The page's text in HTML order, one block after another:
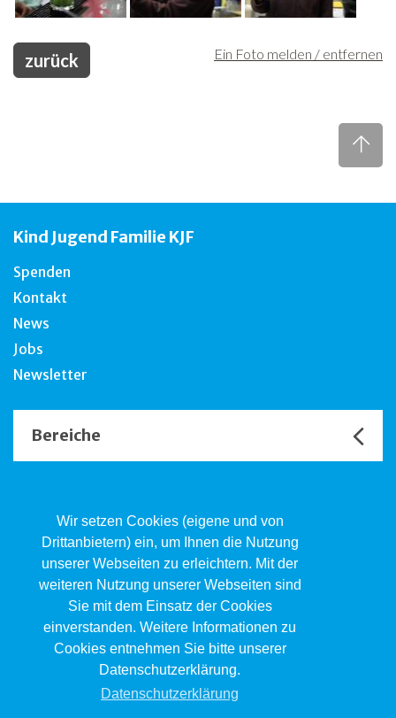
Wir setzen Cookies (eigene und von
Drittanbietern) ein, um Ihnen die Nutzung
unserer Webseiten zu erleichtern. Mit der
weiteren Nutzung unserer Webseiten sind
Sie mit dem Einsatz der Cookies
einverstanden. Weitere Informationen zu
Cookies entnehmen Sie bitte unserer
Datenschutzerklärung.
Datenschutzerklärung
Ein Foto melden / entfernen
zurück
Kind Jugend Familie KJF
Spenden
Kontakt
News
Jobs
Newsletter
Bereiche
Kind.Jugend.Familie KJF
Poststrasse 2, Postfach, 4410 Liestal
061 551 17 77
kjf@jsw.swiss